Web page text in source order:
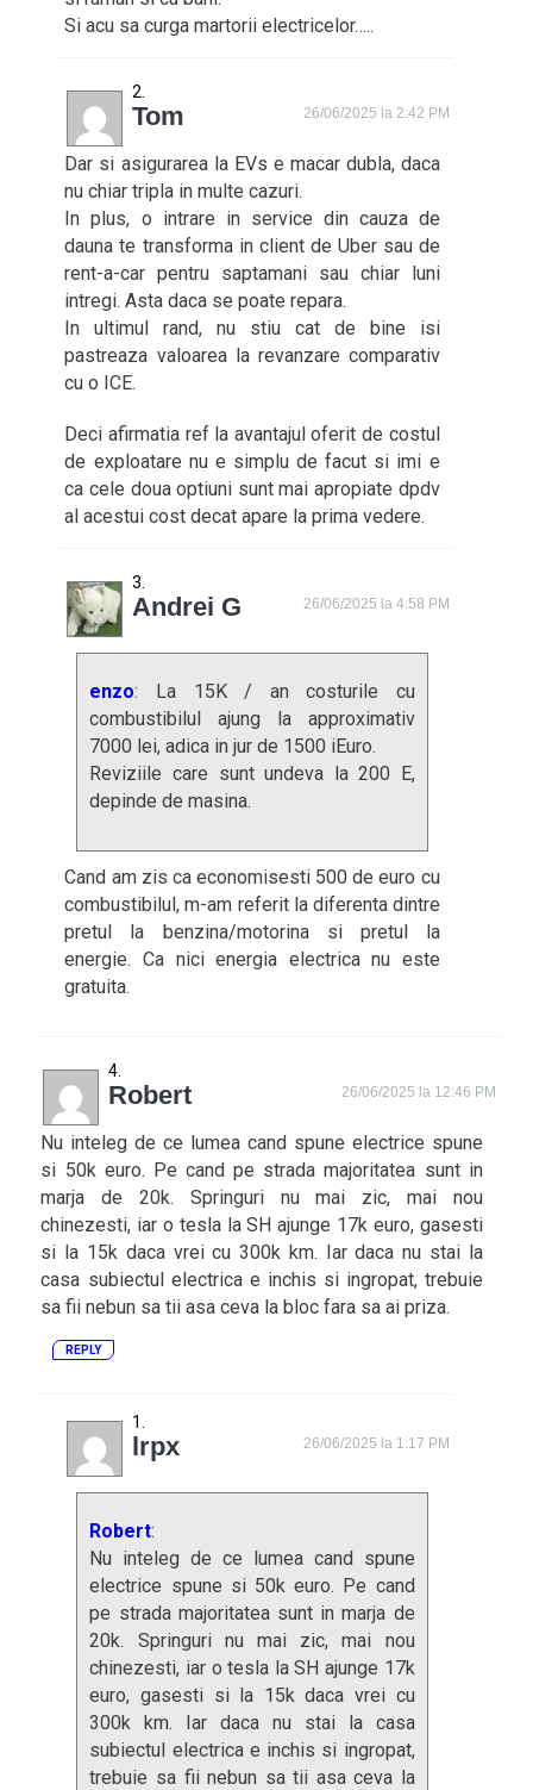
Si acu sa curga martorii electricelor…..
Tom 26/06/2025 la 2:42 PM
Dar si asigurarea la EVs e macar dubla, daca
nu chiar tripla in multe cazuri.
In plus, o intrare in service din cauza de
dauna te transforma in client de Uber sau de
rent-a-car pentru saptamani sau chiar luni
intregi. Asta daca se poate repara.
In ultimul rand, nu stiu cat de bine isi
pastreaza valoarea la revanzare comparativ
cu o ICE.
Deci afirmatia ref la avantajul oferit de costul
de exploatare nu e simplu de facut si imi e
ca cele doua optiuni sunt mai apropiate dpdv
al acestui cost decat apare la prima vedere.
Andrei G 26/06/2025 la 4:58 PM
enzo: La 15K / an costurile cu
combustibilul ajung la approximativ
7000 lei, adica in jur de 1500 iEuro.
Reviziile care sunt undeva la 200 E,
depinde de masina.
Cand am zis ca economisesti 500 de euro cu
combustibilul, m-am referit la diferenta dintre
pretul la benzina/motorina si pretul la
energie. Ca nici energia electrica nu este
gratuita.
Robert 26/06/2025 la 12:46 PM
Nu inteleg de ce lumea cand spune electrice spune
si 50k euro. Pe cand pe strada majoritatea sunt in
marja de 20k. Springuri nu mai zic, mai nou
chinezesti, iar o tesla la SH ajunge 17k euro, gasesti
si la 15k daca vrei cu 300k km. Iar daca nu stai la
casa subiectul electrica e inchis si ingropat, trebuie
sa fii nebun sa tii asa ceva la bloc fara sa ai priza.
REPLY
lrpx 26/06/2025 la 1:17 PM
Robert:
Nu inteleg de ce lumea cand spune
electrice spune si 50k euro. Pe cand
pe strada majoritatea sunt in marja de
20k. Springuri nu mai zic, mai nou
chinezesti, iar o tesla la SH ajunge 17k
euro, gasesti si la 15k daca vrei cu
300k km. Iar daca nu stai la casa
subiectul electrica e inchis si ingropat,
trebuie sa fii nebun sa tii asa ceva la